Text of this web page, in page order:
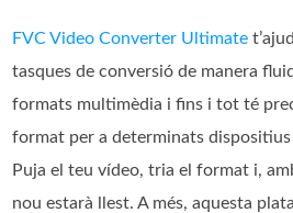
FVC Video Converter Ultimate
tasques de conversió de manera
formats multimèdia i fins i tot té
format per a determinats
Puja el teu vídeo, tria el format i,
nou estarà llest. A més, aquesta